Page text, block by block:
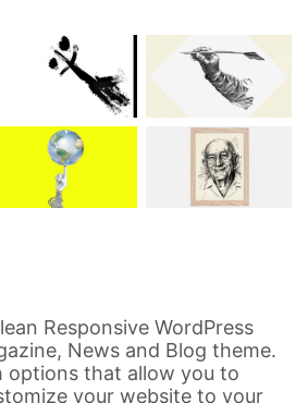
Responsive WordPress
News and Blog theme.
options that allow you to
your website to your